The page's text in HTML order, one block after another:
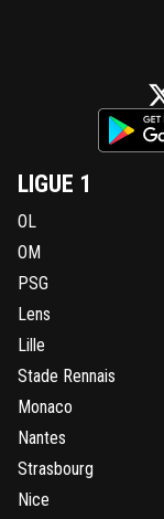
LIGUE 1
OL
OM
PSG
Lens
Lille
Stade Rennais
Monaco
Nantes
Strasbourg
Nice